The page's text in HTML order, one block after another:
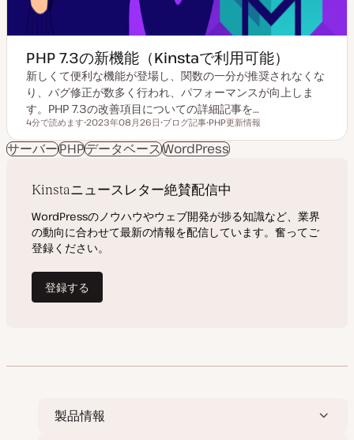
PHP 7.3の新機能（Kinstaで利用可能）
新しくて便利な機能が登場し、関数の一分が推奨されなくな
り、バグ修正が数多く行われ、パフォーマンスが向上しま
す。PHP 7.3の改善項目についての詳細記事を…
読むのにかかる時間
4分で読めます
新
日
2023年08月26日
稿
タ
ブログ記事
ピ
ッ
PHP更新情報
サーバーPHPデータベースWordPress
製品情報